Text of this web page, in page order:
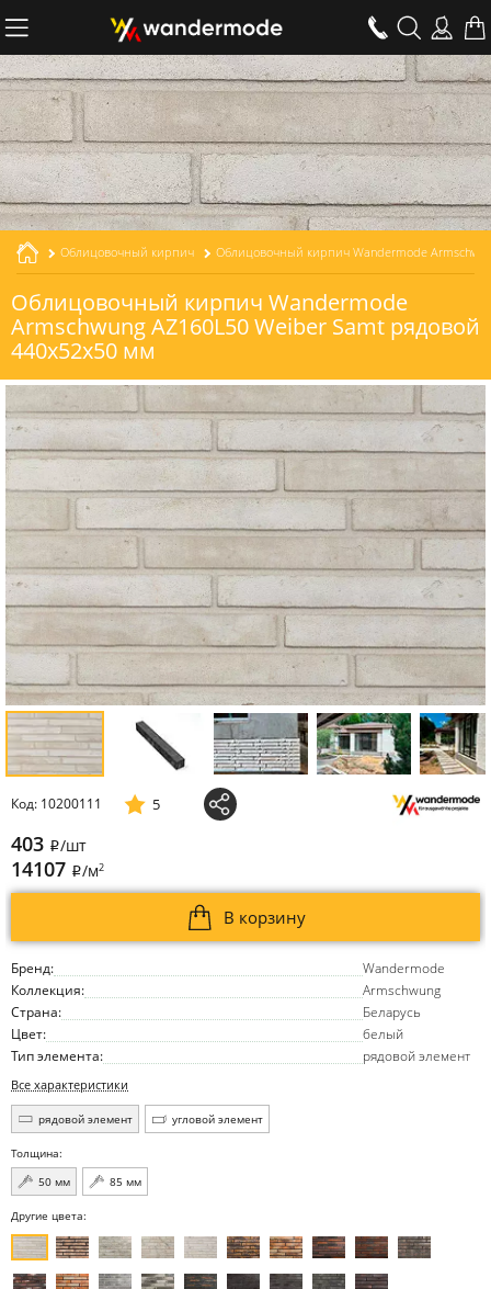
Облицовочный кирпич
Облицовочный кирпич Wandermode
Armschwung AZ160L50 Weiber Samt рядовой
440x52x50 мм
Бренд:
Wandermode
Коллекция:
Armschwung
Страна:
Беларусь
Цвет:
белый
Тип элемента:
рядовой элемент
Все характеристики
рядовой элемент угловой элемент
Толщина:
50 мм
85 мм
Код: 10200111 5
403 i/шт
14107 i/м2
В корзину
Другие цвета: